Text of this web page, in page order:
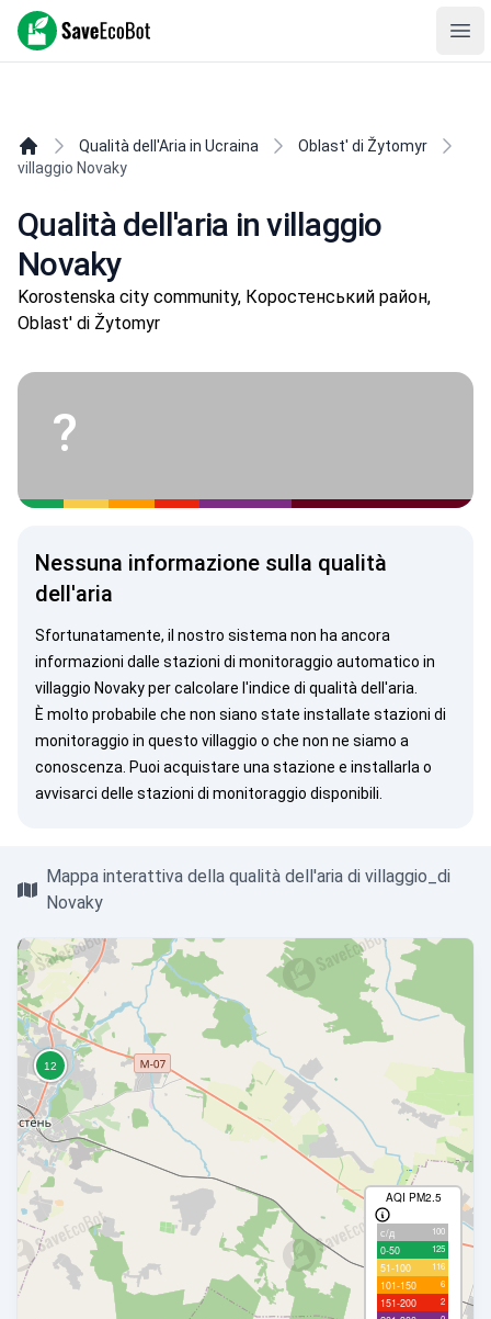
SaveEcoBot
Qualità dell'Aria in Ucraina
Oblast' di Žytomyr
villaggio Novaky
Qualità dell'aria in villaggio
Novaky
Korostenska city community, Коростенський район,
Oblast' di Žytomyr
?
Nessuna informazione sulla qualità
dell'aria
Sfortunatamente, il nostro sistema non ha ancora
informazioni dalle stazioni di monitoraggio automatico in
villaggio Novaky per calcolare l'indice di qualità dell'aria.
È molto probabile che non siano state installate stazioni di
monitoraggio in questo villaggio o che non ne siamo a
conoscenza. Puoi acquistare una stazione e installarla o
avvisarci delle stazioni di monitoraggio disponibili.
Mappa interattiva della qualità dell'aria di villaggio_di
Novaky
AQI PM2.5
с/д 100
0-50 125
51-100 116
101-150 6
151-200 2